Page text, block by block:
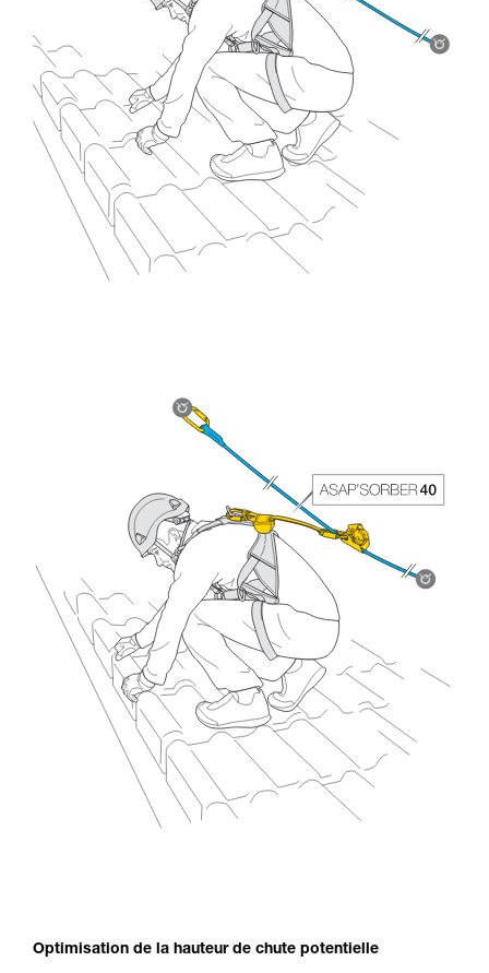
Optimisation de la hauteur de chute potentielle